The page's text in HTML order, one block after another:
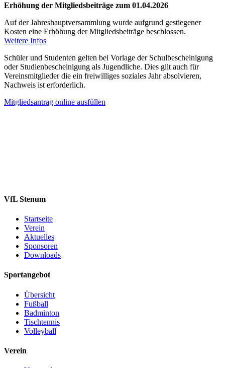
Erhöhung der Mitgliedsbeiträge zum 01.04.2026
Auf der Jahreshauptversammlung wurde aufgrund gestiegener
Kosten eine Erhöhung der Mitgliedsbeiträge beschlossen.
Weitere Infos
Schüler und Studenten gelten bei Vorlage der Schulbescheinigung
oder Studienbescheinigung als Jugendliche. Dies gilt auch für
Vereinsmitglieder die ein freiwilliges soziales Jahr absolvieren,
Nachweis ist erforderlich.
Mitgliedsantrag online ausfüllen
VfL Stenum
Startseite
Verein
Aktuelles
Sponsoren
Downloads
Sportangebot
Übersicht
Fußball
Badminton
Tischtennis
Volleyball
Verein